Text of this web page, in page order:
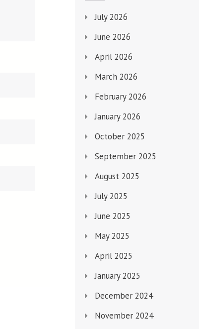
July 2026
June 2026
April 2026
March 2026
February 2026
January 2026
October 2025
September 2025
August 2025
July 2025
June 2025
May 2025
April 2025
January 2025
December 2024
November 2024